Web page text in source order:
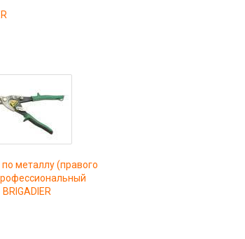
металлу (правого
BRIGADIER